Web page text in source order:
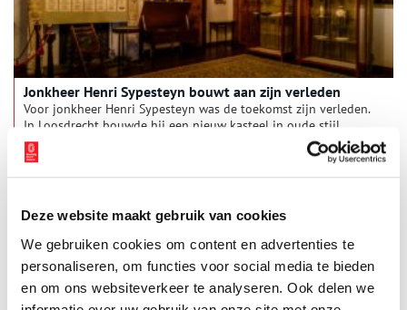
Deze website maakt gebruik van cookies
We gebruiken cookies om content en advertenties te
personaliseren, om functies voor social media te bieden
en om ons websiteverkeer te analyseren. Ook delen we
Jonkheer Henri Sypesteyn bouwt aan zijn verleden
Voor jonkheer Henri Sypesteyn was de toekomst zijn verleden.
In Loosdrecht bouwde hij een nieuw kasteel in oude stijl.
Weilanden toverde hij om in een 17e-eeuws park. Naar eigen
ontwerp. Bezoek kasteel-museum Sypesteyn en je betreedt de
droom van de jonkheer.